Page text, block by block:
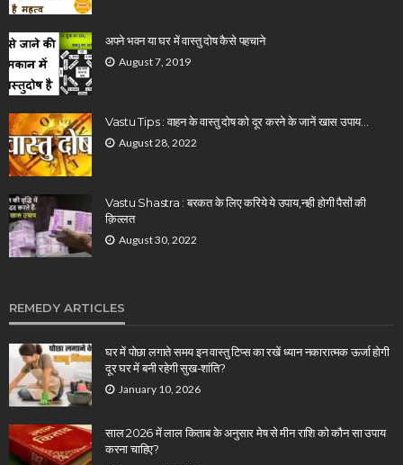
अपने भवन या घर में वास्तु दोष कैसे पहचाने
August 7, 2019
Vastu Tips : वाहन के वास्तु दोष को दूर करने के जानें खास उपाय…
August 28, 2022
Vastu Shastra : बरकत के लिए करिये ये उपाय,नही होगी पैसों की
क़िल्लत
August 30, 2022
REMEDY ARTICLES
घर में पोछा लगाते समय इन वास्तु टिप्स का रखें ध्यान नकारात्मक ऊर्जा होगी
दूर घर में बनी रहेगी सुख-शांति?
January 10, 2026
साल 2026 में लाल किताब के अनुसार मेष से मीन राशि को कौन सा उपाय
करना चाहिए?